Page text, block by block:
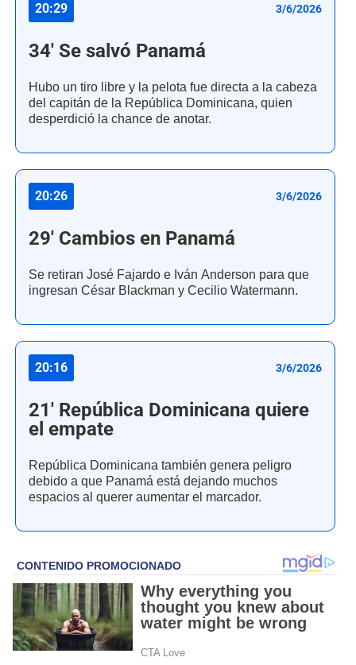
20:29 3/6/2026
34' Se salvó Panamá
Hubo un tiro libre y la pelota fue directa a la cabeza
del capitán de la República Dominicana, quien
desperdició la chance de anotar.
20:26 3/6/2026
29' Cambios en Panamá
Se retiran José Fajardo e Iván Anderson para que
ingresan César Blackman y Cecilio Watermann.
20:16 3/6/2026
21' República Dominicana quiere
el empate
República Dominicana también genera peligro
debido a que Panamá está dejando muchos
espacios al querer aumentar el marcador.